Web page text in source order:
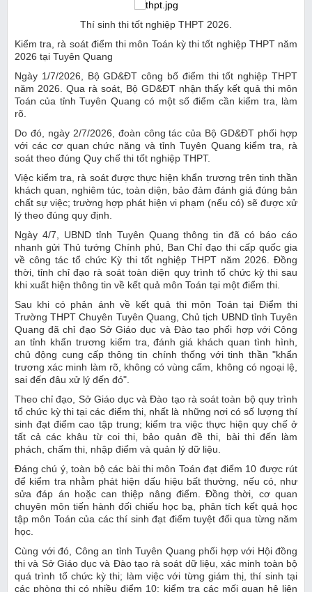
Thí sinh thi tốt nghiệp THPT 2026.
Kiểm tra, rà soát điểm thi môn Toán kỳ thi tốt nghiệp THPT năm
2026 tại Tuyên Quang
Ngày 1/7/2026, Bộ GD&ĐT công bố điểm thi tốt nghiệp THPT
năm 2026. Qua rà soát, Bộ GD&ĐT nhận thấy kết quả thi môn
Toán của tỉnh Tuyên Quang có một số điểm cần kiểm tra, làm
rõ.
Do đó, ngày 2/7/2026, đoàn công tác của Bộ GD&ĐT phối hợp
với các cơ quan chức năng và tỉnh Tuyên Quang kiểm tra, rà
soát theo đúng Quy chế thi tốt nghiệp THPT.
Việc kiểm tra, rà soát được thực hiện khẩn trương trên tinh thần
khách quan, nghiêm túc, toàn diện, bảo đảm đánh giá đúng bản
chất sự việc; trường hợp phát hiện vi phạm (nếu có) sẽ được xử
lý theo đúng quy định.
Ngày 4/7, UBND tỉnh Tuyên Quang thông tin đã có báo cáo
nhanh gửi Thủ tướng Chính phủ, Ban Chỉ đạo thi cấp quốc gia
về công tác tổ chức Kỳ thi tốt nghiệp THPT năm 2026. Đồng
thời, tỉnh chỉ đạo rà soát toàn diện quy trình tổ chức kỳ thi sau
khi xuất hiện thông tin về kết quả môn Toán tại một điểm thi.
Sau khi có phản ánh về kết quả thi môn Toán tại Điểm thi
Trường THPT Chuyên Tuyên Quang, Chủ tịch UBND tỉnh Tuyên
Quang đã chỉ đạo Sở Giáo dục và Đào tạo phối hợp với Công
an tỉnh khẩn trương kiểm tra, đánh giá khách quan tình hình,
chủ động cung cấp thông tin chính thống với tinh thần "khẩn
trương xác minh làm rõ, không có vùng cấm, không có ngoại lệ,
sai đến đâu xử lý đến đó".
Theo chỉ đạo, Sở Giáo dục và Đào tạo rà soát toàn bộ quy trình
tổ chức kỳ thi tại các điểm thi, nhất là những nơi có số lượng thí
sinh đạt điểm cao tập trung; kiểm tra việc thực hiện quy chế ở
tất cả các khâu từ coi thi, bảo quản đề thi, bài thi đến làm
phách, chấm thi, nhập điểm và quản lý dữ liệu.
Đáng chú ý, toàn bộ các bài thi môn Toán đạt điểm 10 được rút
để kiểm tra nhằm phát hiện dấu hiệu bất thường, nếu có, như
sửa đáp án hoặc can thiệp nâng điểm. Đồng thời, cơ quan
chuyên môn tiến hành đối chiếu học bạ, phân tích kết quả học
tập môn Toán của các thí sinh đạt điểm tuyệt đối qua từng năm
học.
Cùng với đó, Công an tỉnh Tuyên Quang phối hợp với Hội đồng
thi và Sở Giáo dục và Đào tạo rà soát dữ liệu, xác minh toàn bộ
quá trình tổ chức kỳ thi; làm việc với từng giám thị, thí sinh tại
các phòng thi có nhiều điểm 10; kiểm tra các mối quan hệ liên